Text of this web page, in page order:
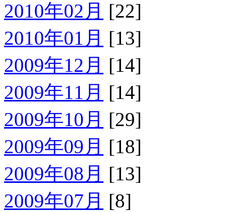
2010年02月 [22]
2010年01月 [13]
2009年12月 [14]
2009年11月 [14]
2009年10月 [29]
2009年09月 [18]
2009年08月 [13]
2009年07月 [8]